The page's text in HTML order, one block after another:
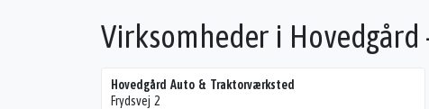
Virksomheder i
Hovedgård Auto & Traktorværksted
Frydsvej 2